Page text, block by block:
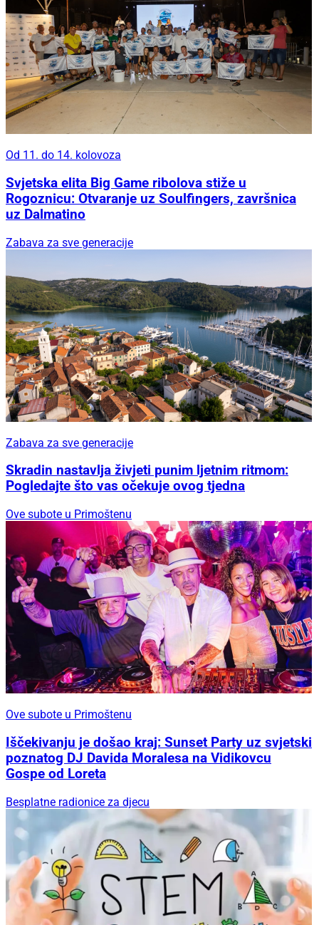
Od 11. do 14. kolovoza
Svjetska elita Big Game ribolova stiže u
Rogoznicu: Otvaranje uz Soulfingers, završnica
uz Dalmatino
Zabava za sve generacije
Zabava za sve generacije
Skradin nastavlja živjeti punim ljetnim ritmom:
Pogledajte što vas očekuje ovog tjedna
Ove subote u Primoštenu
Ove subote u Primoštenu
Iščekivanju je došao kraj: Sunset Party uz svjetski
poznatog DJ Davida Moralesa na Vidikovcu
Gospe od Loreta
Besplatne radionice za djecu